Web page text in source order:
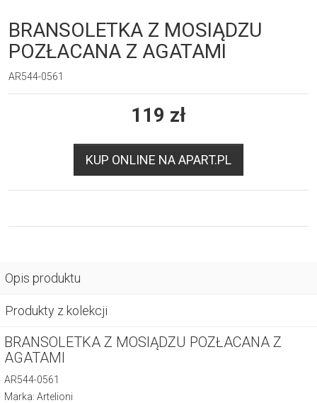
BRANSOLETKA Z MOSIĄDZU
POZŁACANA Z AGATAMI
AR544-0561
119 zł
KUP ONLINE NA APART.PL
Opis produktu
Produkty z kolekcji
BRANSOLETKA Z MOSIĄDZU POZŁACANA Z
AGATAMI
AR544-0561
Marka: Artelioni